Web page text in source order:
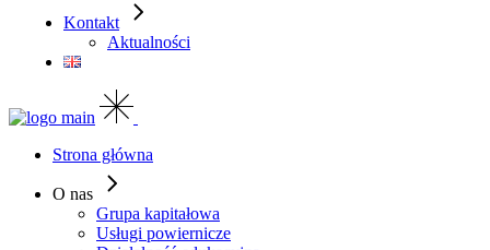
Kontakt
Aktualności
Strona główna
O nas
Grupa kapitałowa
Usługi powiernicze